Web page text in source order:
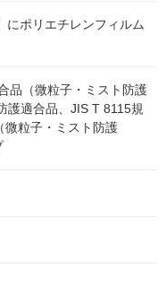
にポリエチレンフィルム
品（微粒子・ミスト防護
護適合品、JIS T 8115規
微粒子・ミスト防護